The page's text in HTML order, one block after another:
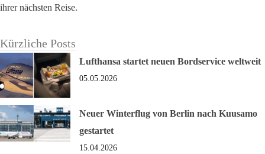
ihrer nächsten Reise.
Kürzliche Posts
Lufthansa startet neuen Bordservice weltweit
05.05.2026
Neuer Winterflug von Berlin nach Kuusamo
gestartet
15.04.2026